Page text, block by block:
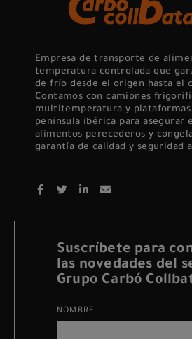
Empresa de transporte de
temperatura controlada que
de frío desde el origen hasta el
Contamos con camiones
multitemperatura y plataformas
península ibérica para asegurar
alimentos perecederos y
garantía de calidad y seguridad
Suscríbete para
las novedades del
Grupo Carbó
NOMBRE